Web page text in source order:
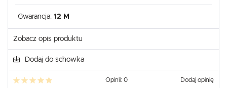
Gwarancja: 12 M
Zobacz opis produktu
Dodaj do schowka
Opinii: 0 Dodaj opinię